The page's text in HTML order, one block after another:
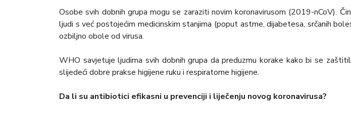
Osobe svih dobnih grupa mogu se zaraziti novim koronavirusom (2019-nCoV).
ljudi s već postojećim medicinskim stanjima (poput astme, dijabetesa, srčanih
ozbiljno obole od virusa.
WHO savjetuje ljudima svih dobnih grupa da preduzmu korake kako bi se
slijedeći dobre prakse higijene ruku i respiratorne higijene.
Da li su antibiotici efikasni u prevenciji i liječenju novog koronavirusa?